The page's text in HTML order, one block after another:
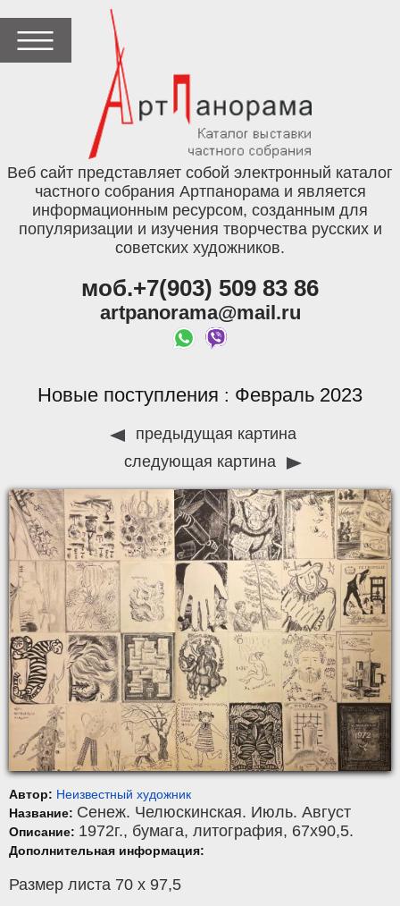
Веб сайт представляет собой электронный каталог
частного собрания Артпанорама и является
информационным ресурсом, созданным для
популяризации и изучения творчества русских и
советских художников.
моб.+7(903) 509 83 86
artpanorama@mail.ru
Новые поступления : Февраль 2023
предыдущая картина
следующая картина
Автор: Неизвестный художник
Название: Сенеж. Челюскинская. Июль. Август
Описание: 1972г., бумага, литография, 67x90,5.
Дополнительная информация:
Размер листа 70 х 97,5